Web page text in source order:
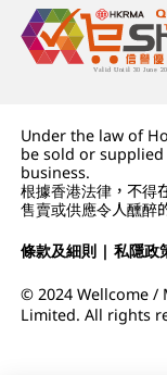
Under the law of
be sold or
business.
根據香港法律，不得
售賣或供應令人醺醉
條款及細則 |私隱政
© 2024 Wellcome /
Limited. All rights